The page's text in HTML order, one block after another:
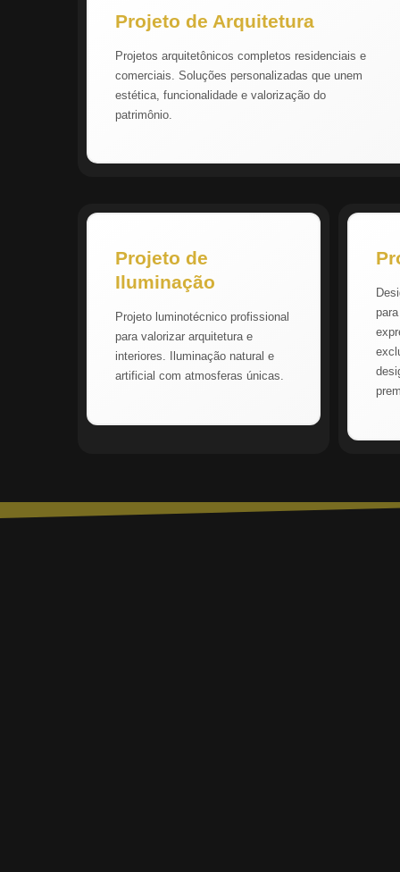
Projeto de Arquitetura
Projetos arquitetônicos completos residenciais e
comerciais. Soluções personalizadas que unem
estética, funcionalidade e valorização do
patrimônio.
Projeto de
Iluminação
Projeto luminotécnico profissional
para valorizar arquitetura e
interiores. Iluminação natural e
artificial com atmosferas únicas.